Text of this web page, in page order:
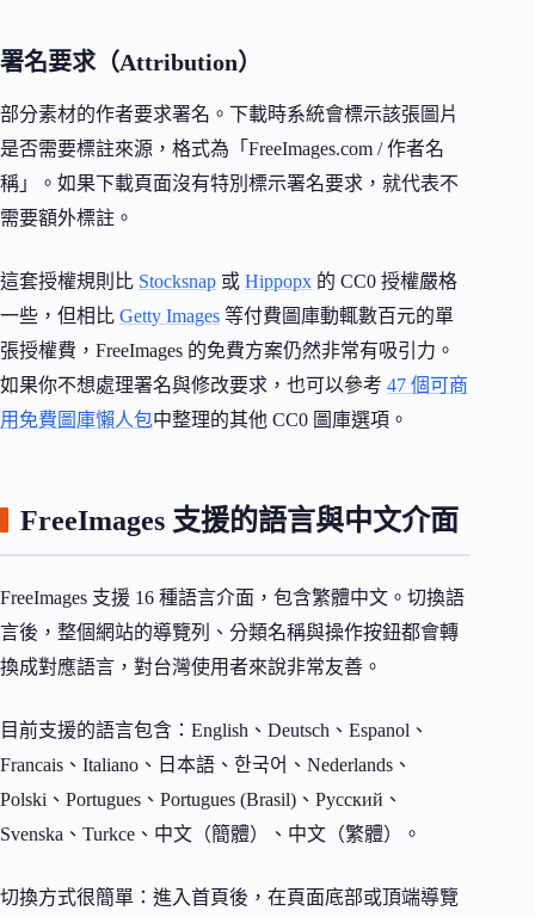
署名要求（Attribution）
部分素材的作者要求署名。下載時系統會標示該張圖片
是否需要標註來源，格式為「FreeImages.com / 作者名
稱」。如果下載頁面沒有特別標示署名要求，就代表不
需要額外標註。
這套授權規則比 Stocksnap 或 Hippopx 的 CC0 授權嚴格
一些，但相比 Getty Images 等付費圖庫動輒數百元的單
張授權費，FreeImages 的免費方案仍然非常有吸引力。
如果你不想處理署名與修改要求，也可以參考 47 個可商
用免費圖庫懶人包中整理的其他 CC0 圖庫選項。
FreeImages 支援的語言與中文介面
FreeImages 支援 16 種語言介面，包含繁體中文。切換語
言後，整個網站的導覽列、分類名稱與操作按鈕都會轉
換成對應語言，對台灣使用者來說非常友善。
目前支援的語言包含：English、Deutsch、Espanol、
Francais、Italiano、日本語、한국어、Nederlands、
Polski、Portugues、Portugues (Brasil)、Русский、
Svenska、Turkce、中文（簡體）、中文（繁體）。
切換方式很簡單：進入首頁後，在頁面底部或頂端導覽